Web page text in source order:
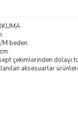
beden.
çekimlerinden dolayı
aksesuarlar